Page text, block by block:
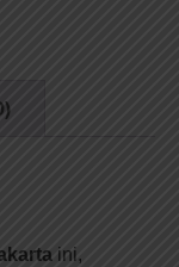
ini,